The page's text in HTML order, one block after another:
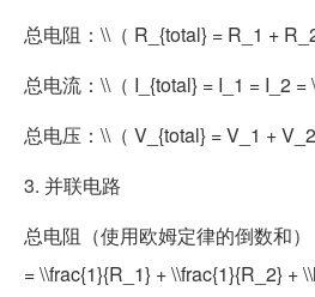
总电阻：\\（ R_{total} = R_1 +
总电流：\\（ I_{total} = I_1 = I_2 =
总电压：\\（ V_{total} = V_1 +
3. 并联电路
总电阻（使用欧姆定律的倒数和
= \\frac{1}{R_1} + \\frac{1}{R_2} +